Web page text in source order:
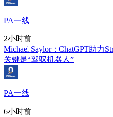
PA一线
2小时前
Michael Saylor：ChatGPT助力
关键是“驾驭机器人”
PA一线
6小时前